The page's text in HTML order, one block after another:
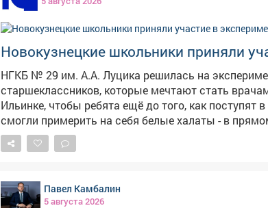
11 421. После окончания девятого класса в
Новокузнецкие школьники приняли
НГКБ № 29 им. А.А. Луцика решилась на
старшеклассников, которые мечтают стать
Ильинке, чтобы ребята ещё до того, как поступят
смогли примерить на себя белые халаты - в
Павел Камбалин
5 августа 2026